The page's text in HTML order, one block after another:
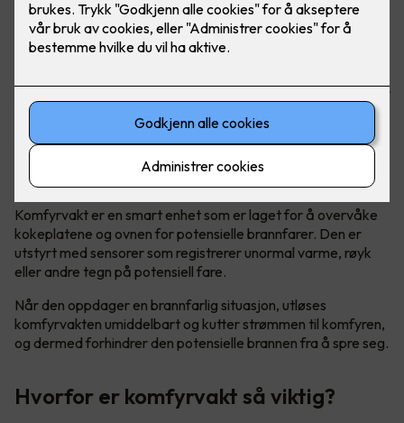
mat. Om man glemmer å slå av platen, eller om det blir for
varmt, er det viktig å ha en hjelper som sier ifra. Her ser du
komfyrvakt mKomfy® Wally 25R - Foto: CTM Lyng.
Hva er en komfyrvakt?
Komfyrvakt er en smart enhet som er laget for å overvåke
kokeplatene og ovnen for potensielle brannfarer. Den er
utstyrt med sensorer som registrerer unormal varme, røyk
eller andre tegn på potensiell fare.
Når den oppdager en brannfarlig situasjon, utløses
komfyrvakten umiddelbart og kutter strømmen til komfyren,
og dermed forhindrer den potensielle brannen fra å spre seg.
Hvorfor er komfyrvakt så viktig?